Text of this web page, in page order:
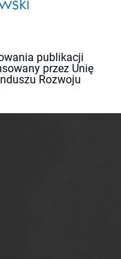
publikacji
przez Unię
Rozwoju